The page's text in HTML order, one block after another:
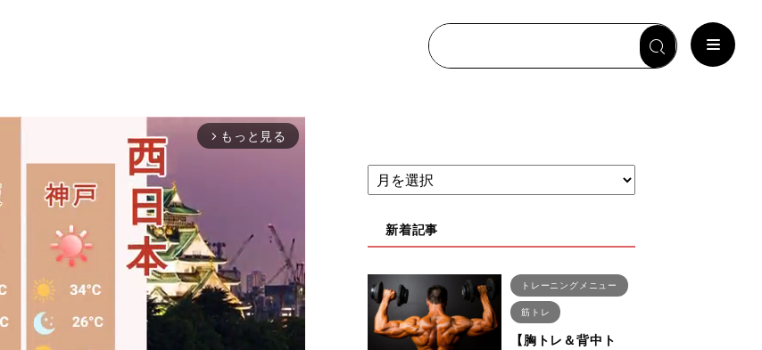
arrow_forward_ios もっと見る
新着記事
トレーニングメニュー
筋トレ
【胸トレ＆背中ト